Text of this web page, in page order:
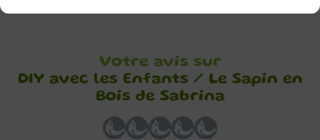
Votre avis sur
DIY avec les Enfants / Le Sapin en
Bois de Sabrina